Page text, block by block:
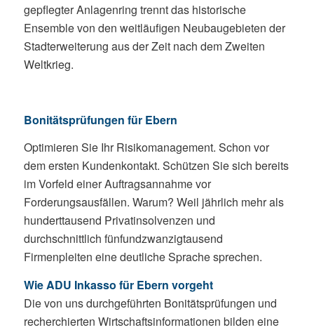
gepflegter Anlagenring trennt das historische
Ensemble von den weitläufigen Neubaugebieten der
Stadterweiterung aus der Zeit nach dem Zweiten
Weltkrieg.
Bonitätsprüfungen für Ebern
Optimieren Sie Ihr Risikomanagement. Schon vor
dem ersten Kundenkontakt. Schützen Sie sich bereits
im Vorfeld einer Auftragsannahme vor
Forderungsausfällen. Warum? Weil jährlich mehr als
hunderttausend Privatinsolvenzen und
durchschnittlich fünfundzwanzigtausend
Firmenpleiten eine deutliche Sprache sprechen.
Wie ADU Inkasso für Ebern vorgeht
Die von uns durchgeführten Bonitätsprüfungen und
recherchierten Wirtschaftsinformationen bilden eine